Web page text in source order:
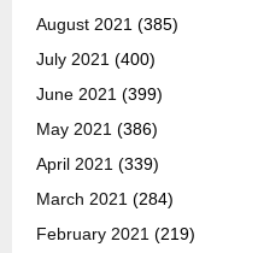
August 2021 (385)
July 2021 (400)
June 2021 (399)
May 2021 (386)
April 2021 (339)
March 2021 (284)
February 2021 (219)